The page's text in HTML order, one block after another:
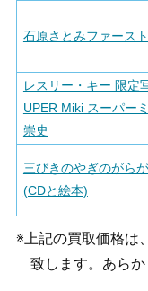
石原さとみファース
レスリー・キー 限定
UPER Miki スーパー
崇史
三びきのやぎのがら
(CDと絵本)
※上記の買取価格は
致します。あらか